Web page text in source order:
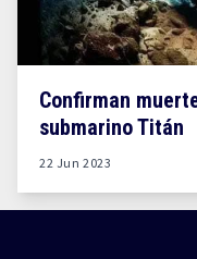
Confirman
submarino Titán
22 Jun 2023